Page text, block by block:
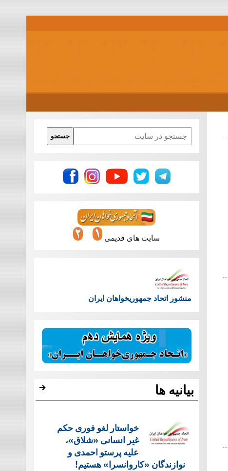
Search
جستجو
سایت های قدیمی
منشور اتحاد جمهوریخواهان ایران
بیانیه ها
خواستار لغو فوری حکم
غیر انسانی «شلاق»،
علیه پرستو احمدی و
نوازندگان «کاروانسرا» هستیم!